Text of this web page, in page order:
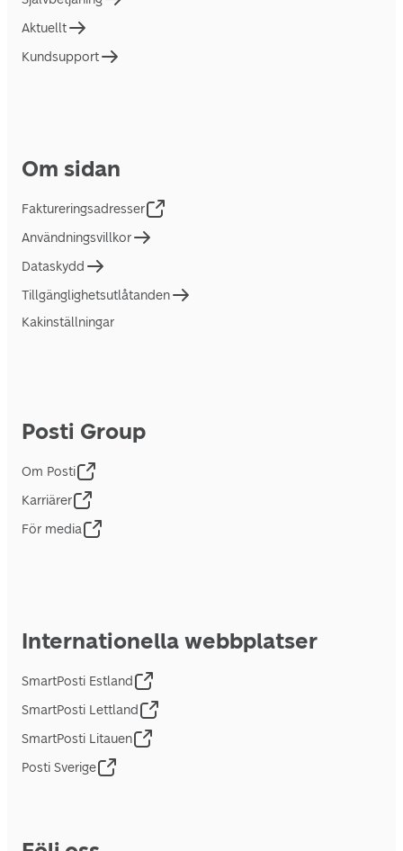
Aktuellt
Kundsupport
Om sidan
Faktureringsadresser
Användningsvillkor
Dataskydd
Tillgänglighetsutlåtanden
Kakinställningar
Posti Group
Om Posti
Karriärer
För media
Internationella webbplatser
SmartPosti Estland
SmartPosti Lettland
SmartPosti Litauen
Posti Sverige